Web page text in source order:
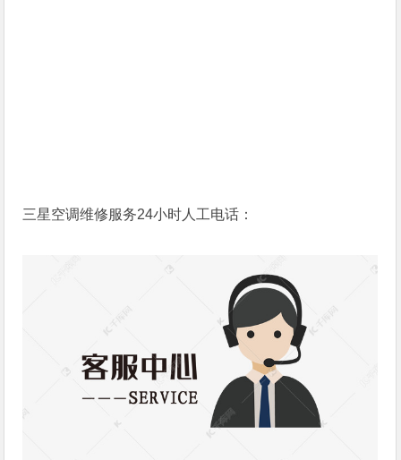
三星空调维修服务24小时人工电话：